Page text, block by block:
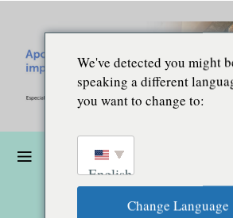
We've detected you might
speaking a different
you want to change to:
English
Change Language